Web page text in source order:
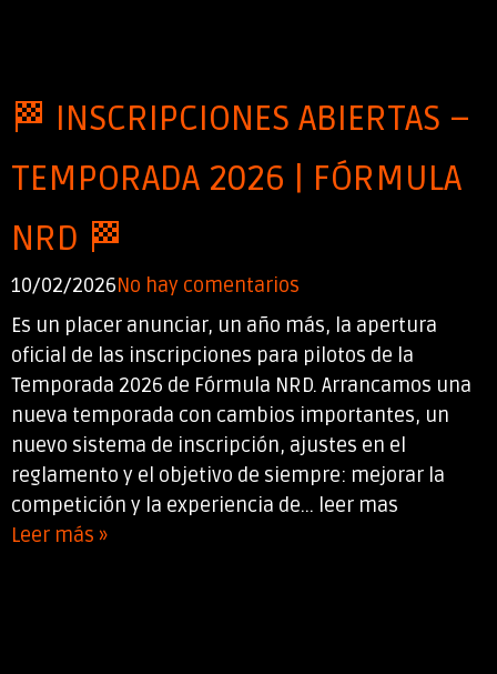
🏁 INSCRIPCIONES ABIERTAS –
TEMPORADA 2026 | FÓRMULA
NRD 🏁
10/02/2026No hay comentarios
Es un placer anunciar, un año más, la apertura
oficial de las inscripciones para pilotos de la
Temporada 2026 de Fórmula NRD. Arrancamos una
nueva temporada con cambios importantes, un
nuevo sistema de inscripción, ajustes en el
reglamento y el objetivo de siempre: mejorar la
competición y la experiencia de... leer mas
Leer más »